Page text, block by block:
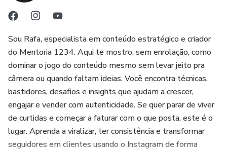
Sou Rafa, especialista em conteúdo estratégico e criador
do Mentoria 1234. Aqui te mostro, sem enrolação, como
dominar o jogo do conteúdo mesmo sem levar jeito pra
câmera ou quando faltam ideias. Você encontra técnicas,
bastidores, desafios e insights que ajudam a crescer,
engajar e vender com autenticidade. Se quer parar de viver
de curtidas e começar a faturar com o que posta, este é o
lugar. Aprenda a viralizar, ter consistência e transformar
seguidores em clientes usando o Instagram de forma